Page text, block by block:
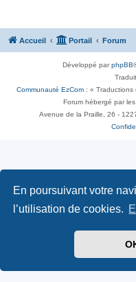
En poursuivant votre
l’utilisation de cookies.
Accueil Portail Forum
Développé parphpBB
Communauté EzCom : «
Forum hébergé par les
Avenue de la Praille, 26 -